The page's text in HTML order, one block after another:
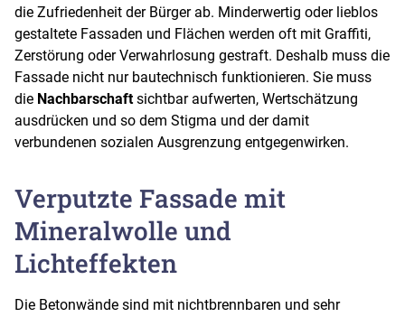
die Zufriedenheit der Bürger ab. Minderwertig oder lieblos
gestaltete Fassaden und Flächen werden oft mit Graffiti,
Zerstörung oder Verwahrlosung gestraft. Deshalb muss die
Fassade nicht nur bautechnisch funktionieren. Sie muss
die Nachbarschaftsichtbar aufwerten, Wertschätzung
ausdrücken und so dem Stigma und der damit
verbundenen sozialen Ausgrenzung entgegenwirken.
Verputzte Fassade mit
Mineralwolle und
Lichteffekten
Die Betonwände sind mit nichtbrennbaren und sehr